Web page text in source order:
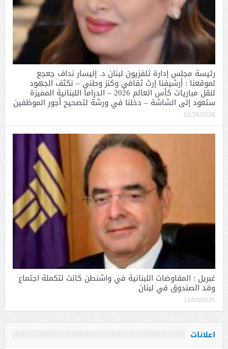
رئيسة مجلس إدارة تلفزيون لبنان د. إليسار نداف جعجع
لموقعنا : أِرشيفنا إرث ثقافي وكنز وطني – نكثف الجهود
لنقل مباريات كأس العالم 2026 – الدراما اللبنانية المميزة
ستعود إلى الشاشة – دخلنا في ورشة لتصحيح أجور الموظفين
01/26/2026
غبريل : المفاوضات اللبنانية في واشنطن كانت لتكملة اجتماع
وفد الصندوق في لبنان
11/03/2025
اعلانات